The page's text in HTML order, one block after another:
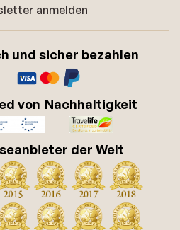
anmelden
und sicher bezahlen
von Nachhaltigkeit
der Welt